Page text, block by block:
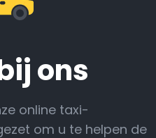
ons
online taxi-
om u te helpen de